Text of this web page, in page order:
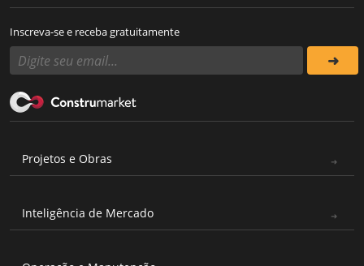
Inscreva-se e receba gratuitamente
Projetos e Obras
Inteligência de Mercado